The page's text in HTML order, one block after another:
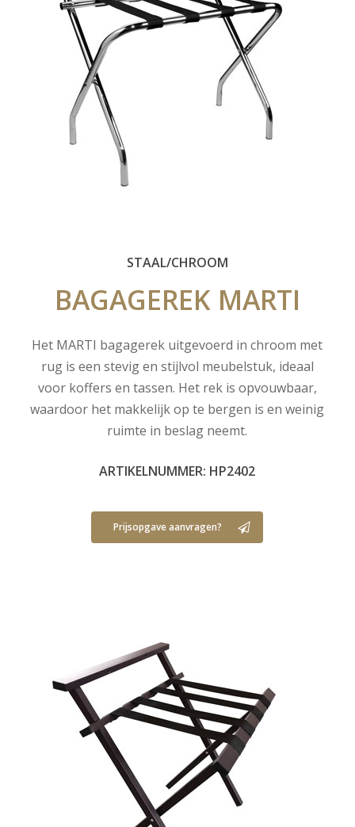
STAAL/CHROOM
BAGAGEREK MARTI
Het MARTI bagagerek uitgevoerd in chroom met
rug is een stevig en stijlvol meubelstuk, ideaal
voor koffers en tassen. Het rek is opvouwbaar,
waardoor het makkelijk op te bergen is en weinig
ruimte in beslag neemt.
ARTIKELNUMMER: HP2402
Prijsopgave aanvragen?